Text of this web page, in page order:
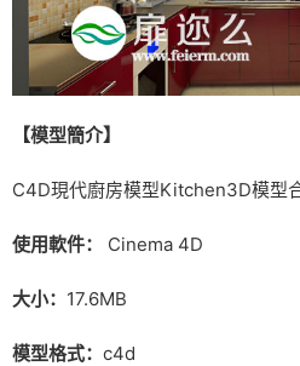
【模型簡介】
C4D現代廚房模型Kitchen3D模型
使用軟件： Cinema 4D
大小： 17.6MB
模型格式： c4d